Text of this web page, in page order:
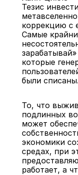
Тезис
коррекцию с
Самые
которые
были списаны.
То, что
подлинных
может
экономики
средах, при
работает, а